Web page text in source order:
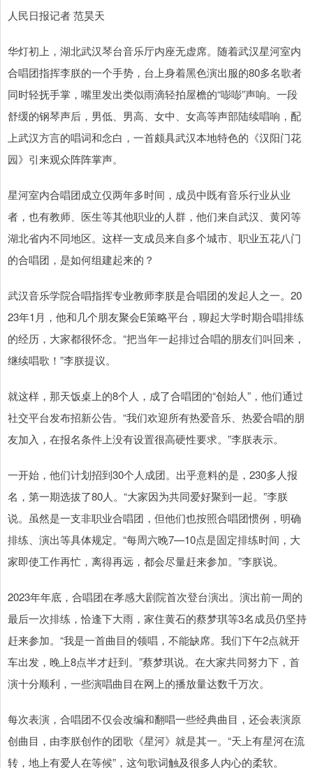
人民日报记者 范昊天
华灯初上，湖北武汉琴台音乐厅内座无虚席。随着武汉星河室内
合唱团指挥李朕的一个手势，台上身着黑色演出服的80多名歌者
同时轻抚手掌，嘴里发出类似雨滴轻拍屋檐的“嘭嘭”声响。一段
舒缓的钢琴声后，男低、男高、女中、女高等声部陆续唱响，配
上武汉方言的唱词和念白，一首颇具武汉本地特色的《汉阳门花
园》引来观众阵阵掌声。
星河室内合唱团成立仅两年多时间，成员中既有音乐行业从业
者，也有教师、医生等其他职业的人群，他们来自武汉、黄冈等
湖北省内不同地区。这样一支成员来自多个城市、职业五花八门
的合唱团，是如何组建起来的？
武汉音乐学院合唱指挥专业教师李朕是合唱团的发起人之一。20
23年1月，他和几个朋友聚会E策略平台，聊起大学时期合唱排练
的经历，大家都很怀念。“把当年一起排过合唱的朋友们叫回来，
继续唱歌！”李朕提议。
就这样，那天饭桌上的8个人，成了合唱团的“创始人”，他们通过
社交平台发布招新公告。“我们欢迎所有热爱音乐、热爱合唱的朋
友加入，在报名条件上没有设置很高硬性要求。”李朕表示。
一开始，他们计划招到30个人成团。出乎意料的是，230多人报
名，第一期选拔了80人。“大家因为共同爱好聚到一起。”李朕
说。虽然是一支非职业合唱团，但他们也按照合唱团惯例，明确
排练、演出等具体规定。“每周六晚7—10点是固定排练时间，大
家即使工作再忙，离得再远，都会尽量赶来参加。”李朕说。
2023年年底，合唱团在孝感大剧院首次登台演出。演出前一周的
最后一次排练，恰逢下大雨，家住黄石的蔡梦琪等3名成员仍坚持
赶来参加。“我是一首曲目的领唱，不能缺席。我们下午2点就开
车出发，晚上8点半才赶到。”蔡梦琪说。在大家共同努力下，首
演十分顺利，一些演唱曲目在网上的播放量达数千万次。
每次表演，合唱团不仅会改编和翻唱一些经典曲目，还会表演原
创曲目，由李朕创作的团歌《星河》就是其一。“天上有星河在流
转，地上有爱人在等候”，这句歌词触及很多人内心的柔软。